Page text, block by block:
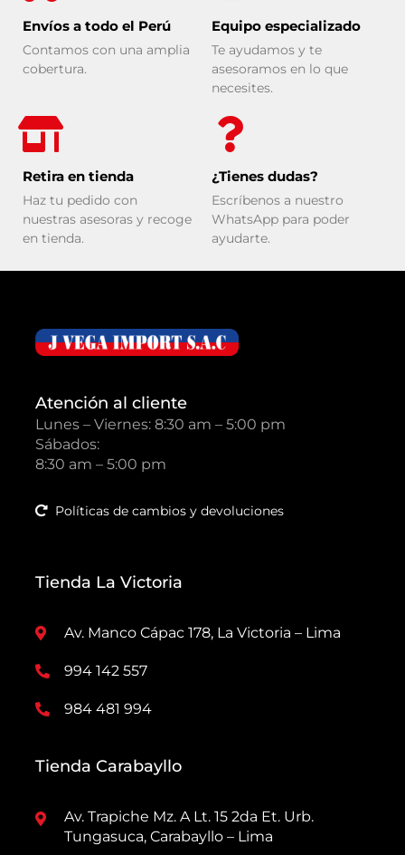
Envíos a todo el Perú
Contamos con una amplia
cobertura.
Equipo especializado
Te ayudamos y te
asesoramos en lo que
necesites.
Retira en tienda
Haz tu pedido con
nuestras asesoras y recoge
en tienda.
¿Tienes dudas?
Escríbenos a nuestro
WhatsApp para poder
ayudarte.
Atención al cliente
Lunes – Viernes: 8:30 am – 5:00 pm
Sábados:
8:30 am – 5:00 pm
Políticas de cambios y devoluciones
Tienda La Victoria
Av. Manco Cápac 178, La Victoria – Lima
994 142 557
984 481 994
Tienda Carabayllo
Av. Trapiche Mz. A Lt. 15 2da Et. Urb.
Tungasuca, Carabayllo – Lima